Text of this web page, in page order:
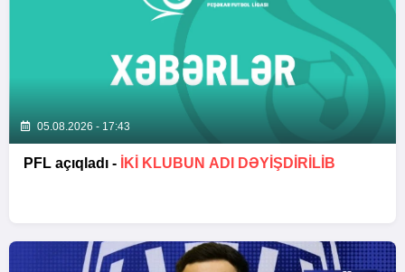
05.08.2026 - 17:43
PFL açıqladı - İKİ KLUBUN ADI DƏYİŞDİRİLİB